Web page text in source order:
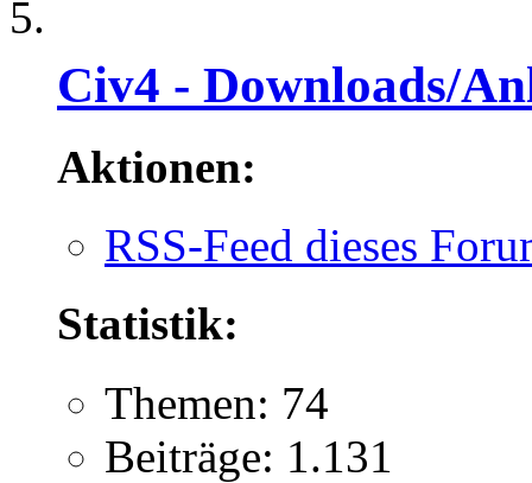
Civ4 - Downloads/
Aktionen:
RSS-Feed dieses
Statistik:
Themen: 74
Beiträge: 1.131